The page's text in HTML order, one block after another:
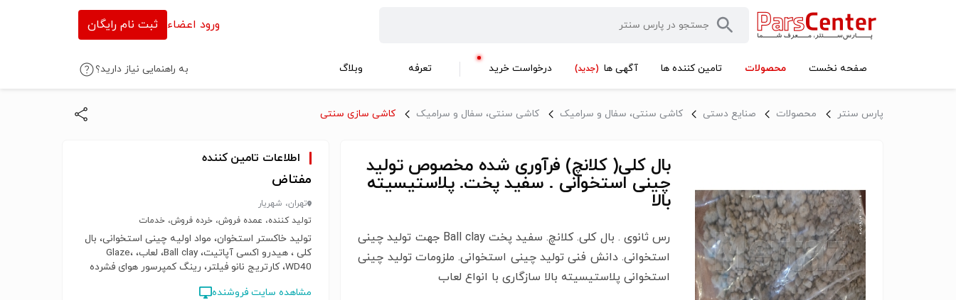
ورود اعضاء ثبت نام رایگان
صفحه نخست محصولات تامین کننده ها آگهی ها (جدید) درخواست خرید تعرفه وبلاگ به راهنمایی نیاز دارید؟
پارس سنتر محصولات صنایع دستی کاشی سنتی، سفال و سرامیک کاشی سنتی،‌ سفال و سرامیک کاشی سازی سنتی
بال کلی( کلانچ) فرآوری شده مخصوص تولید
چینی استخوانی . سفید پخت. پلاستیسیته
بالا
رس ثانوی . بال کلی. کلانچ. سفید پخت Ball clay جهت تولید چینی
استخوانی. دانش فنی تولید چینی استخوانی. ملزومات تولید چینی
استخوانی پلاستیسیته بالا سازگاری با انواع لعاب
اطلاعات تامین کننده
مفتاض
تهران، شهریار
تولید کننده، عمده فروش، خرده فروش، خدمات
تولید خاکستر استخوان، مواد اولیه چینی استخوانی، بال
کلی ، هیدرو اکسی آپاتیت، Ball clay، لعاب، Glaze،
WD40، کارتریج نانو فیلتر، رینگ کمپرسور هوای فشرده
مشاهده سایت فروشنده